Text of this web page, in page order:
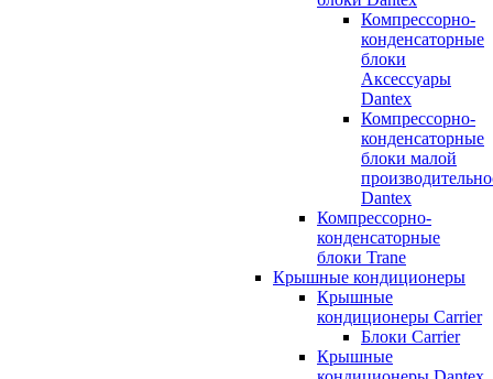
Компрессорно-
конденсаторные
блоки
Аксессуары
Dantex
Компрессорно-
конденсаторные
блоки малой
Dantex
Компрессорно-
конденсаторные
блоки Trane
Крышные кондиционеры
Крышные
кондиционеры Carrier
Блоки Carrier
Крышные